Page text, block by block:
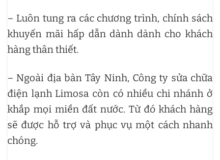
– Luôn tung ra các chương trình, chính sách
khuyến mãi hấp dẫn dành dành cho khách
hàng thân thiết.
– Ngoài địa bàn Tây Ninh, Công ty sửa chữa
điện lạnh Limosa còn có nhiều chi nhánh ở
khắp mọi miền đất nước. Từ đó khách hàng
sẽ được hỗ trợ và phục vụ một cách nhanh
chóng.